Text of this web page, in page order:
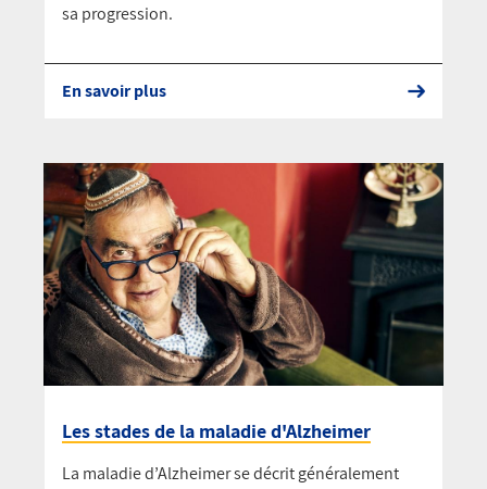
sa progression.
En savoir plus
Les stades de la maladie d'Alzheimer
La maladie d’Alzheimer se décrit généralement